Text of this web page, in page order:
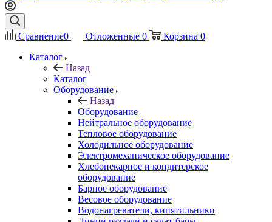
Сравнение0 Отложенные 0 Корзина 0
Каталог
Назад
Каталог
Оборудование
Назад
Оборудование
Нейтральное оборудование
Тепловое оборудование
Холодильное оборудование
Электромеханическое оборудование
Хлебопекарное и кондитерское
оборудование
Барное оборудование
Весовое оборудование
Водонагреватели, кипятильники